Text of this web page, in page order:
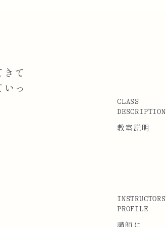
きて
っ
CLASS
DESCRIPTION
教室説明
INSTRUCTORS
PROFILE